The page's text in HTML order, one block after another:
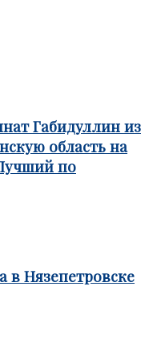
Габидуллин из
область на
по
в Нязепетровске